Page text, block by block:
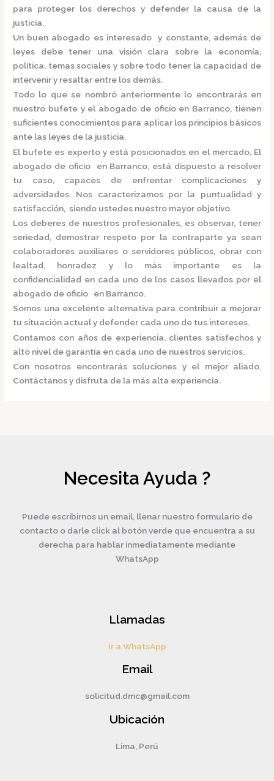
para proteger los derechos y defender la causa de la
justicia.
Un buen abogado es interesado y constante, además de
leyes debe tener una visión clara sobre la economía,
política, temas sociales y sobre todo tener la capacidad de
intervenir y resaltar entre los demás.
Todo lo que se nombró anteriormente lo encontrarás en
nuestro bufete y el abogado de oficio en Barranco, tienen
suficientes conocimientos para aplicar los principios básicos
ante las leyes de la justicia.
El bufete es experto y está posicionados en el mercado, El
abogado de oficio en Barranco, está dispuesto a resolver
tu caso, capaces de enfrentar complicaciones y
adversidades. Nos caracterizamos por la puntualidad y
satisfacción, siendo ustedes nuestro mayor objetivo.
Los deberes de nuestros profesionales, es observar, tener
seriedad, demostrar respeto por la contraparte ya sean
colaboradores auxiliares o servidores públicos, obrar con
lealtad, honradez y lo más importante es la
confidencialidad en cada uno de los casos llevados por el
abogado de oficio en Barranco.
Somos una excelente alternativa para contribuir a mejorar
tu situación actual y defender cada uno de tus intereses.
Contamos con años de experiencia, clientes satisfechos y
alto nivel de garantía en cada uno de nuestros servicios.
Con nosotros encontrarás soluciones y el mejor aliado.
Contáctanos y disfruta de la más alta experiencia.
Necesita Ayuda ?
Puede escribirnos un email, llenar nuestro formulario de
contacto o darle click al botón verde que encuentra a su
derecha para hablar inmediatamente mediante
WhatsApp
Llamadas
Ir a WhatsApp
Email
solicitud.dmc@gmail.com
Ubicación
Lima, Perú